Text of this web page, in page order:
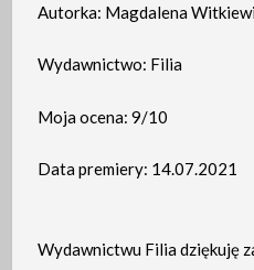
Autorka: Magdalena
Wydawnictwo: Filia
Moja ocena: 9/10
Data premiery: 14.07.2021
Wydawnictwu Filia dziękuję